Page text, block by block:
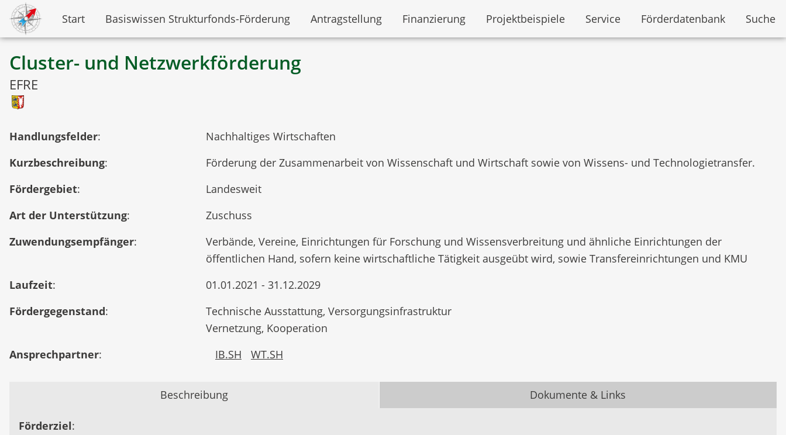
Start Basiswissen Strukturfonds-Förderung Antragstellung Finanzierung Projektbeispiele Service Förderdatenbank Suche
Cluster- und Netzwerkförderung
EFRE
Handlungsfelder:
Nachhaltiges Wirtschaften
Kurzbeschreibung:
Förderung der Zusammenarbeit von Wissenschaft und Wirtschaft sowie von Wissens- und Technologietransfer.
Fördergebiet:
Landesweit
Art der Unterstützung:
Zuschuss
Zuwendungsempfänger:
Verbände, Vereine, Einrichtungen für Forschung und Wissensverbreitung und ähnliche Einrichtungen der
öffentlichen Hand, sofern keine wirtschaftliche Tätigkeit ausgeübt wird, sowie Transfereinrichtungen und KMU
Laufzeit:
01.01.2021 - 31.12.2029
Fördergegenstand:
Technische Ausstattung, Versorgungsinfrastruktur
Vernetzung, Kooperation
Ansprechpartner: IB.SH WT.SH
Beschreibung Dokumente & Links
Förderziel: